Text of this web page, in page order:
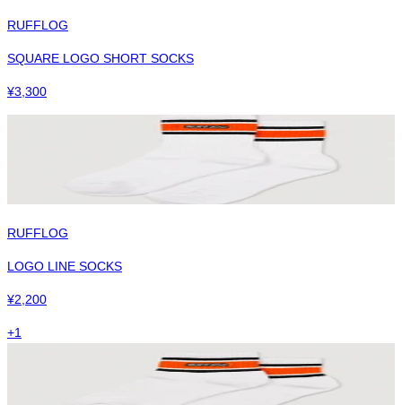
RUFFLOG
SQUARE LOGO SHORT SOCKS
¥3,300
RUFFLOG
LOGO LINE SOCKS
¥2,200
+1